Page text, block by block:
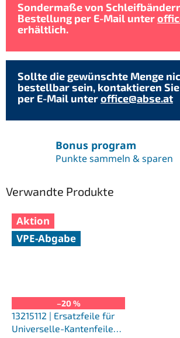
Sondermaße von
Bestellung per E-Mail unter
erhältlich.
Sollte die gewünschte Menge
bestellbar sein, kontaktieren
per E-Mail unteroffice@abse.at
Bonus program
Punkte sammeln & sparen
Verwandte Produkte
Aktion
VPE-Abgabe
–20 %
13215112 | Ersatzfeile für
Universelle-Kantenfeile